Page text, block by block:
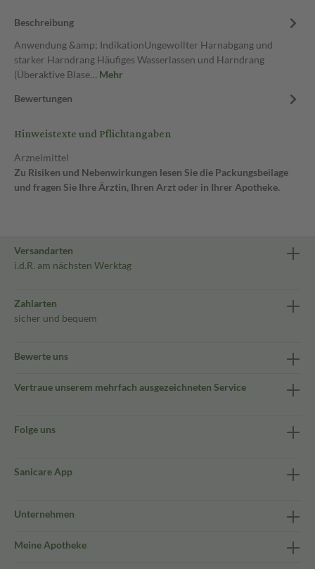
Beschreibung
Anwendung &amp; IndikationUngewollter Harnabgang und
starker Harndrang Häufiges Wasserlassen und Harndrang
(Überaktive Blase… Mehr
Bewertungen
Hinweistexte und Pflichtangaben
Arzneimittel
Zu Risiken und Nebenwirkungen lesen Sie die Packungsbeilage
und fragen Sie Ihre Ärztin, Ihren Arzt oder in Ihrer Apotheke.
Versandarten
i.d.R. am nächsten Werktag
Zahlarten
sicher und bequem
Bewerte uns
Vertraue unserem mehrfach ausgezeichneten Service
Folge uns
Sanicare App
Unternehmen
Meine Apotheke